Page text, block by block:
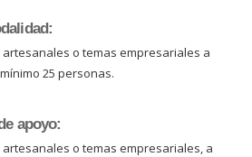
o temas empresariales a
25 personas.
apoyo:
o temas empresariales, a